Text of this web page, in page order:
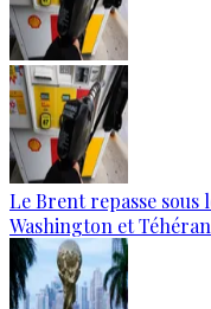
Le Brent repasse sous
Washington et Téhéran